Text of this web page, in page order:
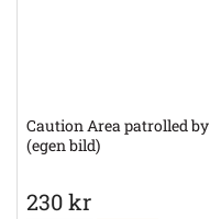
Caution Area patrolled by
(egen bild)
230 kr